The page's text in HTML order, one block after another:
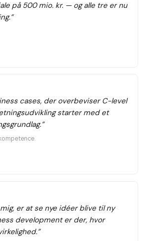
på 500 mio. kr. — og alle tre er nu
”
cases, der overbeviser C-level
starter med et
”
er at se nye idéer blive til ny
development er der, hvor
”